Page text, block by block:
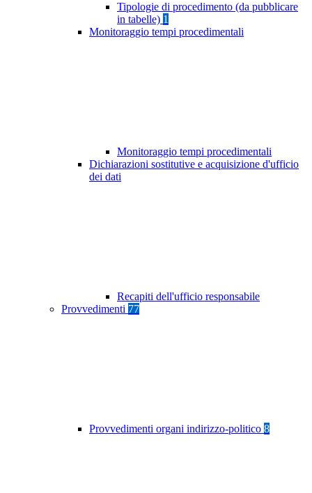
Tipologie di procedimento (da pubblicare
in tabelle) 1
Monitoraggio tempi procedimentali
Monitoraggio tempi procedimentali
Dichiarazioni sostitutive e acquisizione d'ufficio
dei dati
Recapiti dell'ufficio responsabile
Provvedimenti 77
Provvedimenti organi indirizzo-politico 8